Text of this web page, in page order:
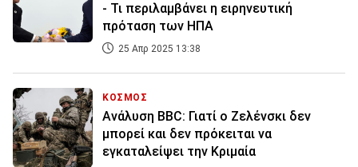
- Τι περιλαμβάνει η ειρηνευτική
πρόταση των ΗΠΑ
25 Απρ 2025 13:38
ΚΟΣΜΟΣ
Aνάλυση BBC: Γιατί ο Ζελένσκι δεν
μπορεί και δεν πρόκειται να
εγκαταλείψει την Κριμαία